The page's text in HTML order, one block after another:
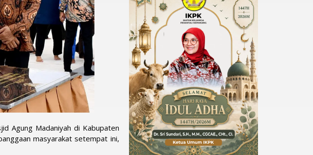
Agung Madaniyah di Kabupaten
masyarakat setempat ini,